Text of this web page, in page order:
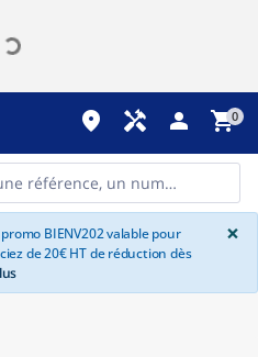
place handyman person shopping_cart0
BIENV202 valable pour
de 20€ HT de réduction dès
×